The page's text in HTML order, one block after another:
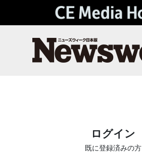
ログイン
既に登録済みの方